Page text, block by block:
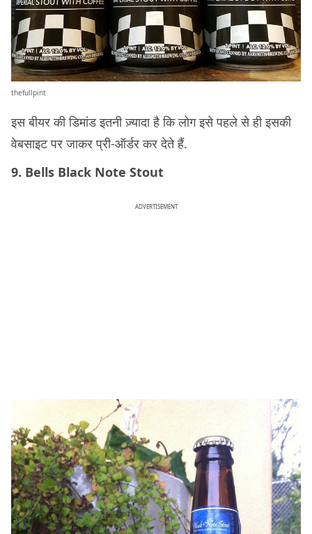
thefullpint
इस बीयर की डिमांड इतनी ज़्यादा है कि लोग इसे पहले से ही इसकी
वेबसाइट पर जाकर प्री-ऑर्डर कर देते हैं.
9. Bells Black Note Stout
ADVERTISEMENT